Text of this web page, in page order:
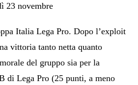
23 novembre
Italia Lega Pro. Dopo l’exploit
vittoria tanto netta quanto
del gruppo sia per la
di Lega Pro (25 punti, a meno